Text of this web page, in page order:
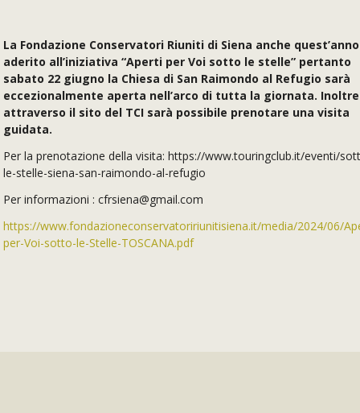
La Fondazione Conservatori Riuniti di Siena anche
aderito all’iniziativa “Aperti per Voi sotto le stelle” pertanto
sabato 22 giugno la Chiesa di San Raimondo al Refugio sarà
eccezionalmente aperta nell’arco di tutta la giornata. Inoltre
attraverso il sito del TCI sarà possibile prenotare una visita
guidata.
Per la prenotazione della visita: https://www.touringclub.it/eventi/
le-stelle-siena-san-raimondo-al-refugio
Per informazioni : cfrsiena@gmail.com
https://www.fondazioneconservatoririunitisiena.it/media/2024/06/
per-Voi-sotto-le-Stelle-TOSCANA.pdf